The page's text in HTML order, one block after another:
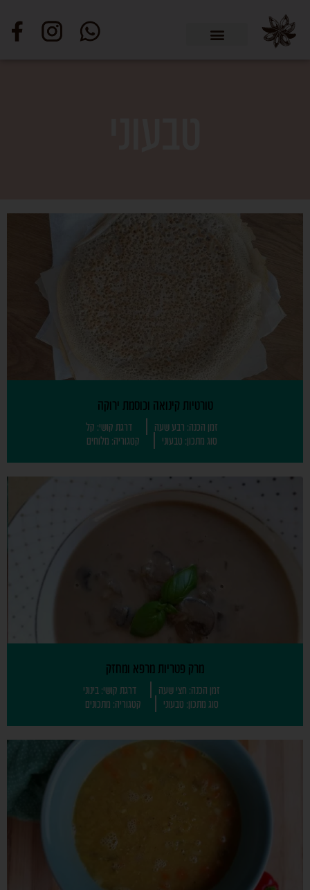
טורטיות קינואה וכוסמת ירוקה
זמן הכנה: רבע שעה
דרגת קושי: קל
סוג מתכון: טבעוני
קטגוריה: מלוחים
מרק פטריות מרפא ומחזק
זמן הכנה: חצי שעה
דרגת קושי: בינוני
סוג מתכון: טבעוני
קטגוריה: מתכונים